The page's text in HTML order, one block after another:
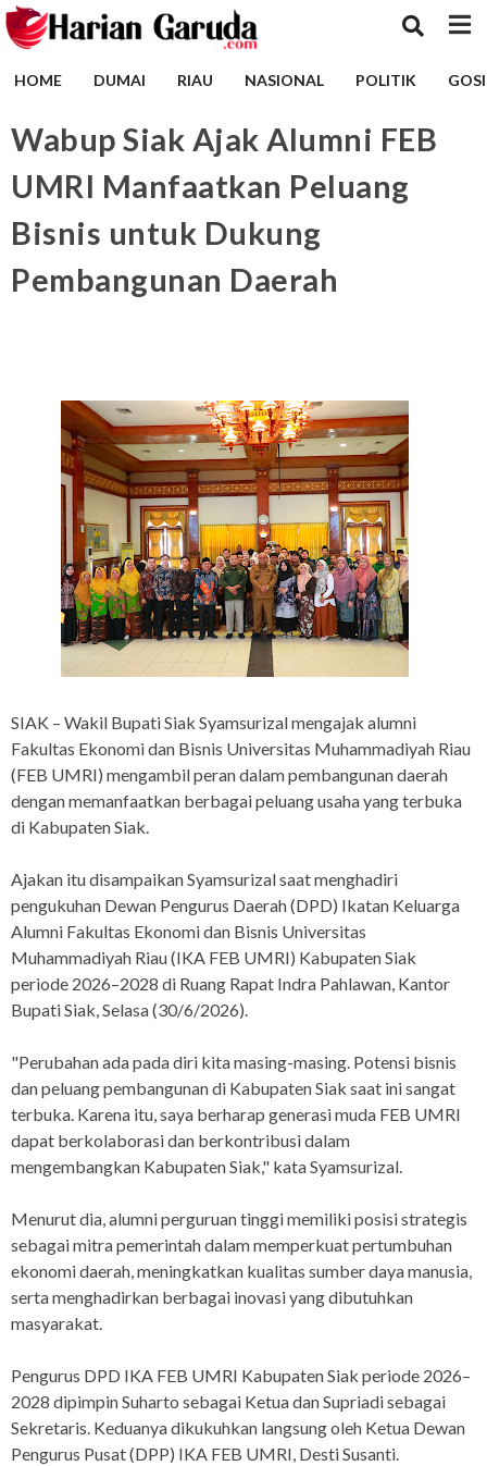
HOME DUMAI RIAU NASIONAL POLITIK
Wabup Siak Ajak Alumni FEB
UMRI Manfaatkan Peluang
Bisnis untuk Dukung
Pembangunan Daerah
SIAK – Wakil Bupati Siak Syamsurizal mengajak alumni
Fakultas Ekonomi dan Bisnis Universitas Muhammadiyah Riau
(FEB UMRI) mengambil peran dalam pembangunan daerah
dengan memanfaatkan berbagai peluang usaha yang terbuka
di Kabupaten Siak.
Ajakan itu disampaikan Syamsurizal saat menghadiri
pengukuhan Dewan Pengurus Daerah (DPD) Ikatan Keluarga
Alumni Fakultas Ekonomi dan Bisnis Universitas
Muhammadiyah Riau (IKA FEB UMRI) Kabupaten Siak
periode 2026–2028 di Ruang Rapat Indra Pahlawan, Kantor
Bupati Siak, Selasa (30/6/2026).
"Perubahan ada pada diri kita masing-masing. Potensi bisnis
dan peluang pembangunan di Kabupaten Siak saat ini sangat
terbuka. Karena itu, saya berharap generasi muda FEB UMRI
dapat berkolaborasi dan berkontribusi dalam
mengembangkan Kabupaten Siak," kata Syamsurizal.
Menurut dia, alumni perguruan tinggi memiliki posisi strategis
sebagai mitra pemerintah dalam memperkuat pertumbuhan
ekonomi daerah, meningkatkan kualitas sumber daya manusia,
serta menghadirkan berbagai inovasi yang dibutuhkan
masyarakat.
Pengurus DPD IKA FEB UMRI Kabupaten Siak periode 2026–
2028 dipimpin Suharto sebagai Ketua dan Supriadi sebagai
Sekretaris. Keduanya dikukuhkan langsung oleh Ketua Dewan
Pengurus Pusat (DPP) IKA FEB UMRI, Desti Susanti.